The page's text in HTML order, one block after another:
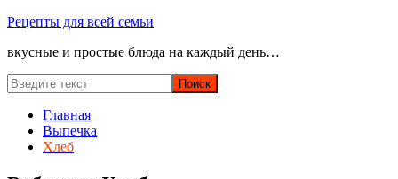
Перейти
содержимому
Рецепты для всей семьи
вкусные и простые блюда на каждый день…
Главная
Выпечка
Хлеб